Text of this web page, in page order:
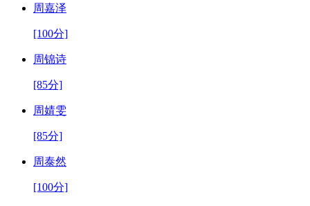
周嘉泽
[100分]
周锦诗
[85分]
周婧雯
[85分]
周泰然
[100分]